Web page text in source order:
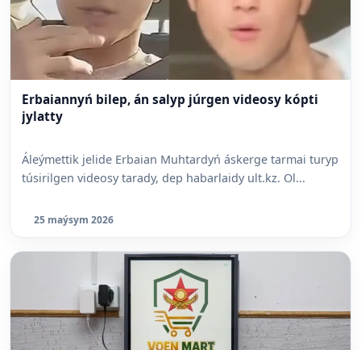
Erbaiannyń bilep, án salyp júrgen videosy kópti
jylatty
Áleýmettik jelide Erbaian Muhtardyń áskerge tarmai turyp
túsirilgen videosy tarady, dep habarlaidy ult.kz. Ol...
25 maýsym 2026